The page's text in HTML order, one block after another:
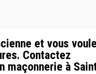
et vous
Contactez
maçonnerie à